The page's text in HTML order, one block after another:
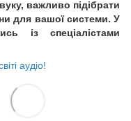
важливо підібрати
для вашої системи. У
із спеціалістами
аудіо!